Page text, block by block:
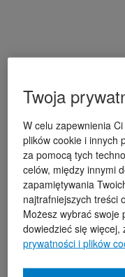
Twoja
W celu zapewnienia
plików cookie i innych
za pomocą tych
celów, między innymi
zapamiętywania
najtrafniejszych treści
Możesz wybrać swoje
dowiedzieć się więcej,
prywatności i plików